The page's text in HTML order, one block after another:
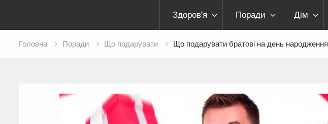
Здоров’я Поради Дім
Головна Поради Що подарувати Що подарувати братові на день народження